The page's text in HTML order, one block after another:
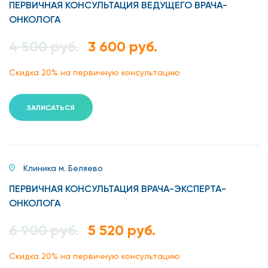
Эндоскопические методы.
Золотым стандартом диагностики считается КТ с
введением контраста.
При лечении могут использоваться:
Лучевая, иммунная, гормональная, химиотерапия,
таргетная (молекулярно-прицельная) терапия.
Сопроводительная терапия.
Хирургическое вмешательство.
Хороший врач-онколог на Профсоюзной приступает к
разработке лечебной программы и комбинации
характер заболевания.
Мы отдаем предпочтение при проведении оперативных
ПЕРВИЧНАЯ КОНСУЛЬТАЦИЯ ВЕДУЩЕГО ВРАЧА-
ОНКОЛОГА
4 500 руб. 3 600 руб.
Скидка 20% на первичную консультацию
ЗАПИСАТЬСЯ
Клиника м. Беляево
ПЕРВИЧНАЯ КОНСУЛЬТАЦИЯ ВРАЧА-ЭКСПЕРТА-
ОНКОЛОГА
6 900 руб. 5 520 руб.
Скидка 20% на первичную консультацию